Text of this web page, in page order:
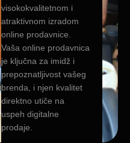
visokokvalitetnom i
atraktivnom izradom
online prodavnice.
Vaša online prodavnica
je ključna za imidž i
prepoznatljivost vašeg
brenda, i njen kvalitet
direktno utiče na
uspeh digitalne
prodaje.